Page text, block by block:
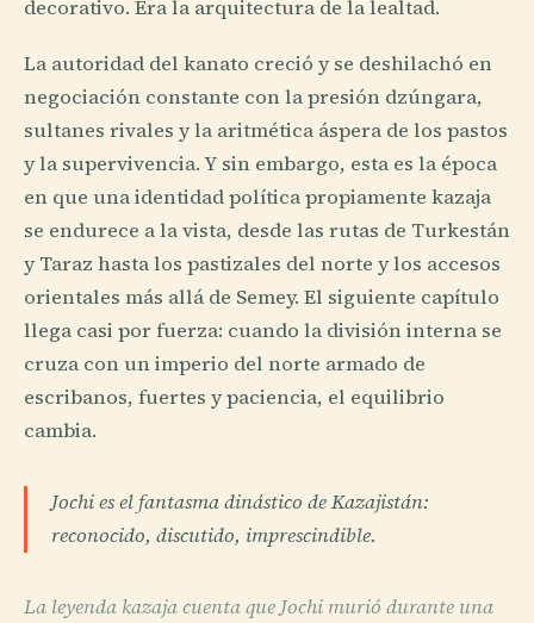
decorativo. Era la arquitectura de la lealtad.
La autoridad del kanato creció y se deshilachó en
negociación constante con la presión dzúngara,
sultanes rivales y la aritmética áspera de los pastos
y la supervivencia. Y sin embargo, esta es la época
en que una identidad política propiamente kazaja
se endurece a la vista, desde las rutas de Turkestán
y Taraz hasta los pastizales del norte y los accesos
orientales más allá de Semey. El siguiente capítulo
llega casi por fuerza: cuando la división interna se
cruza con un imperio del norte armado de
escribanos, fuertes y paciencia, el equilibrio
cambia.
Jochi es el fantasma dinástico de Kazajistán:
reconocido, discutido, imprescindible.
La leyenda kazaja cuenta que Jochi murió durante una